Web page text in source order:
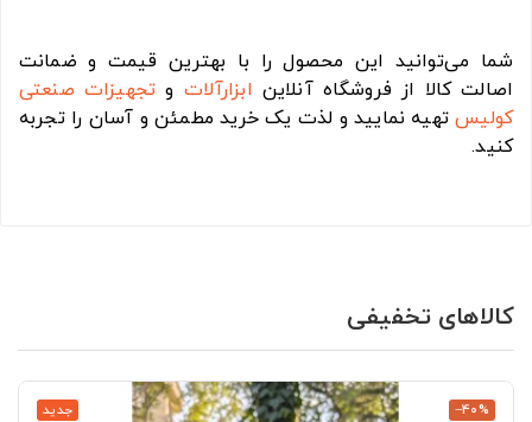
شما می‌توانید این محصول را با بهترین قیمت و ضمانت
اصالت کالا از فروشگاه آنلاین ابزارآلات وتجهیزات صنعتی
کولیستهیه نمایید و لذت یک خرید مطمئن و آسان را تجربه
کنید.
کالاهای تخفیفی
جدید ‎−40%